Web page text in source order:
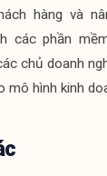
hàng và
chủ doanh
mô hình kinh